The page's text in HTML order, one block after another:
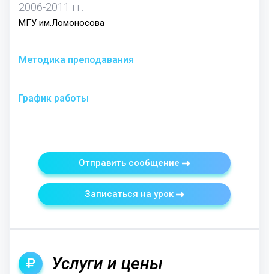
2006-2011 гг.
МГУ им.Ломоносова
Методика преподавания
График работы
Отправить сообщение
Записаться на урок
Услуги и цены